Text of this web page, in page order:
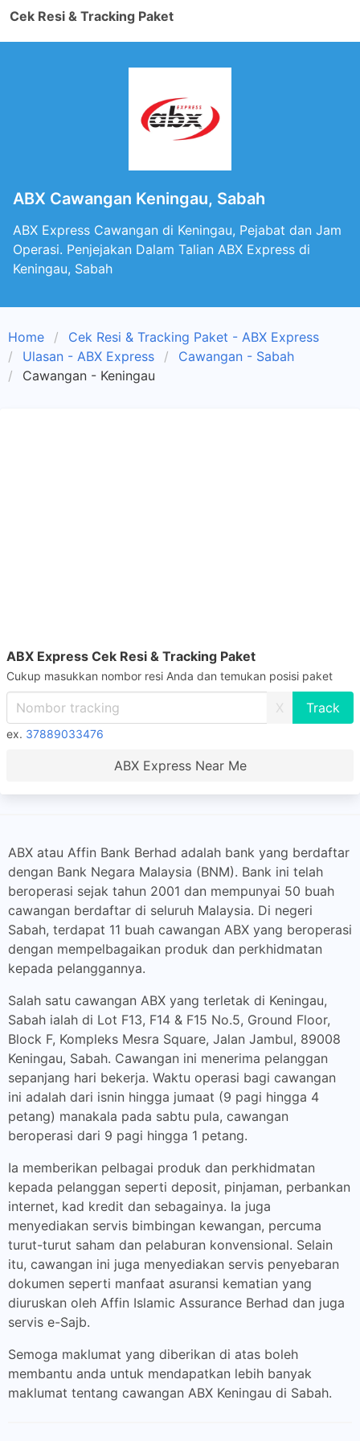
Cek Resi & Tracking Paket
ABX Cawangan Keningau, Sabah
ABX Express Cawangan di Keningau, Pejabat dan Jam
Operasi. Penjejakan Dalam Talian ABX Express di
Keningau, Sabah
Home
Cek Resi & Tracking Paket - ABX Express
Ulasan - ABX Express
Cawangan - Sabah
Cawangan - Keningau
ABX Express Cek Resi & Tracking Paket
Cukup masukkan nombor resi Anda dan temukan posisi paket
X
ex. 37889033476
ABX Express Near Me
ABX atau Affin Bank Berhad adalah bank yang berdaftar
dengan Bank Negara Malaysia (BNM). Bank ini telah
beroperasi sejak tahun 2001 dan mempunyai 50 buah
cawangan berdaftar di seluruh Malaysia. Di negeri
Sabah, terdapat 11 buah cawangan ABX yang beroperasi
dengan mempelbagaikan produk dan perkhidmatan
kepada pelanggannya.
Salah satu cawangan ABX yang terletak di Keningau,
Sabah ialah di Lot F13, F14 & F15 No.5, Ground Floor,
Block F, Kompleks Mesra Square, Jalan Jambul, 89008
Keningau, Sabah. Cawangan ini menerima pelanggan
sepanjang hari bekerja. Waktu operasi bagi cawangan
ini adalah dari isnin hingga jumaat (9 pagi hingga 4
petang) manakala pada sabtu pula, cawangan
beroperasi dari 9 pagi hingga 1 petang.
Ia memberikan pelbagai produk dan perkhidmatan
kepada pelanggan seperti deposit, pinjaman, perbankan
internet, kad kredit dan sebagainya. Ia juga
menyediakan servis bimbingan kewangan, percuma
turut-turut saham dan pelaburan konvensional. Selain
itu, cawangan ini juga menyediakan servis penyebaran
dokumen seperti manfaat asuransi kematian yang
diuruskan oleh Affin Islamic Assurance Berhad dan juga
servis e-Sajb.
Semoga maklumat yang diberikan di atas boleh
membantu anda untuk mendapatkan lebih banyak
maklumat tentang cawangan ABX Keningau di Sabah.